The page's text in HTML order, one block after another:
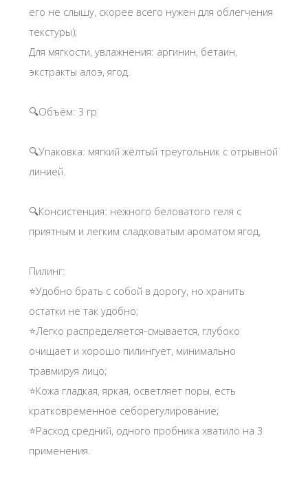
его не слышу, скорее всего нужен для облегчения
текстуры);
Для мягкости, увлажнения: аргинин, бетаин,
экстракты алоэ, ягод.
🔍Объём: 3 гр
🔍Упаковка: мягкий жёлтый треугольник с отрывной
линией.
🔍Консистенция: нежного беловатого геля с
приятным и легким сладковатым ароматом ягод,
Пилинг:
⭐Удобно брать с собой в дорогу, но хранить
остатки не так удобно;
⭐Легко распределяется-смывается, глубоко
очищает и хорошо пилингует, минимально
травмируя лицо;
⭐Кожа гладкая, яркая, осветляет поры, есть
кратковременное себорегулирование;
⭐Расход средний, одного пробника хватило на 3
применения.